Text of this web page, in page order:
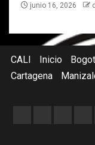
junio 16, 2026
CALI Inicio
Cartagena